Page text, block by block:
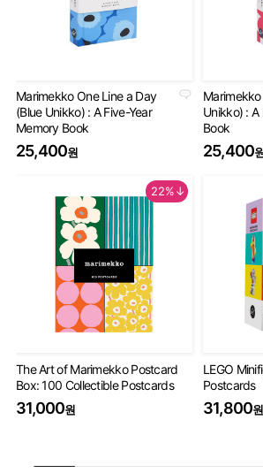
Marimekko One Line a Day
(Blue Unikko) : A Five-Year
Memory Book
25,400원
Unikko) : A
Book
25,400
22%↓
The Art of Marimekko Postcard
Box: 100 Collectible Postcards
31,000원
LEGO
Postcards
31,800원